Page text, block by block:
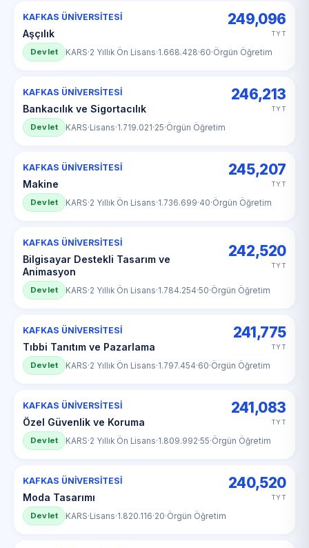
KAFKAS ÜNİVERSİTESİ
Aşçılık
249,096
TYT
Devlet KARS·2 Yıllık Ön Lisans·1.668.428·60·Örgün Öğretim
KAFKAS ÜNİVERSİTESİ
Bankacılık ve Sigortacılık
246,213
TYT
Devlet KARS·Lisans·1.719.021·25·Örgün Öğretim
KAFKAS ÜNİVERSİTESİ
Makine
245,207
TYT
Devlet KARS·2 Yıllık Ön Lisans·1.736.699·40·Örgün Öğretim
KAFKAS ÜNİVERSİTESİ
Bilgisayar Destekli Tasarım ve
Animasyon
242,520
TYT
Devlet KARS·2 Yıllık Ön Lisans·1.784.254·50·Örgün Öğretim
KAFKAS ÜNİVERSİTESİ
Tıbbi Tanıtım ve Pazarlama
241,775
TYT
Devlet KARS·2 Yıllık Ön Lisans·1.797.454·60·Örgün Öğretim
KAFKAS ÜNİVERSİTESİ
Özel Güvenlik ve Koruma
241,083
TYT
Devlet KARS·2 Yıllık Ön Lisans·1.809.992·55·Örgün Öğretim
KAFKAS ÜNİVERSİTESİ
Moda Tasarımı
240,520
TYT
Devlet KARS·Lisans·1.820.116·20·Örgün Öğretim